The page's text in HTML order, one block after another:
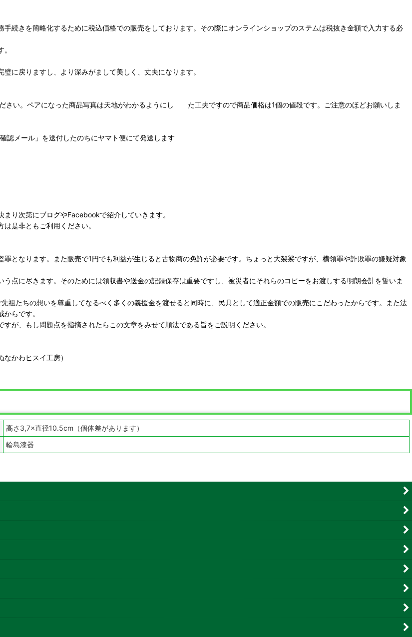
続きを簡略化するために税込価格での販売をしております。その際にオンラインショップのステムは税抜き金額で入力する必
に戻りますし、より深みがまして美しく、丈夫になります。
さい。ペアになった商品写真は天地がわかるようにし た工夫ですので商品価格は1個の値段です。ご注意のほどお願いしま
認メール」を送付したのちにヤマト便にて発送します
り次第にブログやFacebookで紹介していきます。
是非ともご利用ください。
となります。また販売で1円でも利益が生じると古物商の免許が必要です。ちょっと大袈裟ですが、横領罪や詐欺罪の嫌疑対象
点に尽きます。そのためには領収書や送金の記録保存は重要ですし、被災者にそれらのコピーをお渡しする明朗会計を誓いま
祖たちの想いを尊重してなるべく多くの義援金を渡せると同時に、民具として適正金額での販売にこだわったからです。また法
らです。
が、もし問題点を指摘されたらこの文章をみせて順法である旨をご説明ください。
かわヒスイ工房）
高さ3,7×直径10.5cm（個体差があります）
輪島漆器